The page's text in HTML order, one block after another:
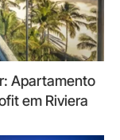
Apartamento
em Riviera